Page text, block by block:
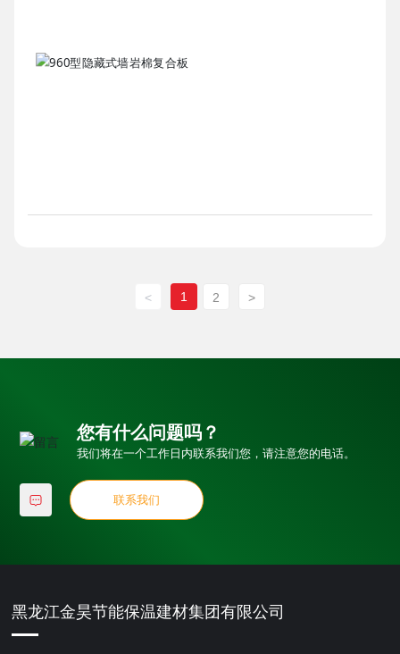
< 1 2 >
您有什么问题吗？
我们将在一个工作日内联系我们您，请注意您的电话。
联系我们
黑龙江金昊节能保温建材集团有限公司